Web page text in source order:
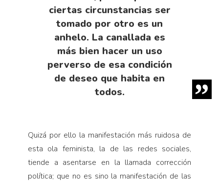
ciertas circunstancias ser
tomado por otro es un
anhelo. La canallada es
más bien hacer un uso
perverso de esa condición
de deseo que habita en
todos.
Quizá por ello la manifestación más ruidosa de
esta ola feminista, la de las redes sociales,
tiende a asentarse en la llamada corrección
política; que no es sino la manifestación de las